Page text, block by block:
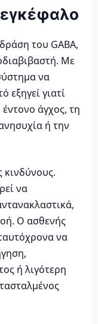
του GABA,
Με
να
εξηγεί γιατί
άγχος, τη
ή την
κινδύνους.
να
Ο ασθενής
να
ή λιγότερη